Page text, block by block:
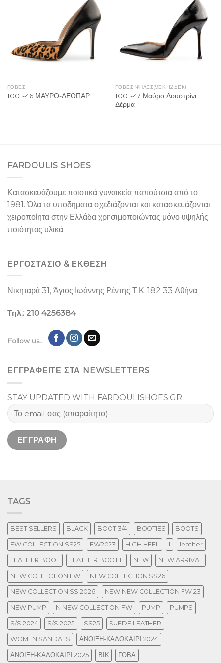
Add to
Wishlist
ΓΟΒΕΣ
1001-46 ΜΑΥΡΟ-ΛΕΟΠΑΡ
Add to
Wishlist
ΓΌΒΕΣ ΨΗΛΈΣ(9ΕΚ-12,5ΕΚ)
1001-47 Μαύρο Λουστρίνι
Δέρμα
FARDOULIS SHOES
Κατασκευάζουμε ποιοτικά γυναικεία παπούτσια από το
1981. Όλα τα υποδήματα σχεδιάζονται και κατασκευάζονται
χειροποίητα στην Ελλάδα χρησιμοποιώντας μόνο υψηλής
ποιότητας υλικά.
ΕΡΓΟΣΤΑΣΙΌ & ΕΚΘΕΣΉ
Νικηταρά 31, Άγιος Ιωάννης Ρέντης Τ.Κ. 182 33 Αθήνα.
Τηλ.: 210 4256384
Follow us..
ΕΓΓΡΑΦΕΙΤΕ ΣΤΑ NEWSLETTERS
STAY UPDATED WITH FARDOULISHOES.GR
TAGS
BEST SELLERS BLACK BOOT 3/4 BOOTIES BOOTS
EW COLLECTION SS25 FW2023 HIGH HEEL leather
LEATHER BOOT LEATHER BOOTIE NEW NEW ARRIVAL
NEW COLLECTION FW NEW COLLECTION SS26
NEW COLLECTION SS 2026 NEW NEW COLLECTION FW 23
NEW PUMP N NEW COLLECTION FW PUMP PUMPS
S/S 2024 S/S 2025 SS25 SUEDE LEATHER
WOMEN SANDALS ΑΝΟΙΞΗ-ΚΑΛΟΚΑΙΡΙ 2024
ΑΝΟΙΞΗ-ΚΑΛΟΚΑΙΡΙ 2025 ΒΙΚ ΓΟΒΑ